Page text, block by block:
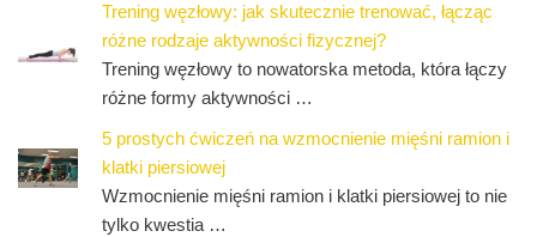
Trening węzłowy: jak skutecznie trenować, łącząc
różne rodzaje aktywności fizycznej?
Trening węzłowy to nowatorska metoda, która łączy
różne formy aktywności …
5 prostych ćwiczeń na wzmocnienie mięśni ramion i
klatki piersiowej
Wzmocnienie mięśni ramion i klatki piersiowej to nie
tylko kwestia …